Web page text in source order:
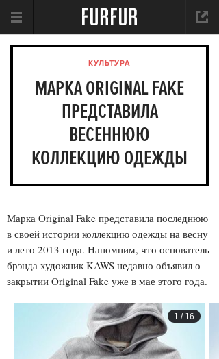
КУЛЬТУРА
МАРКА ORIGINAL FAKE
ПРЕДСТАВИЛА
ВЕСЕННЮЮ
КОЛЛЕКЦИЮ ОДЕЖДЫ
Марка Original Fake представила последнюю
в своей истории коллекцию одежды на весну
и лето 2013 года. Напомним, что основатель
брэнда художник KAWS недавно объявил о
закрытии Original Fake уже в мае этого года.
1 / 16